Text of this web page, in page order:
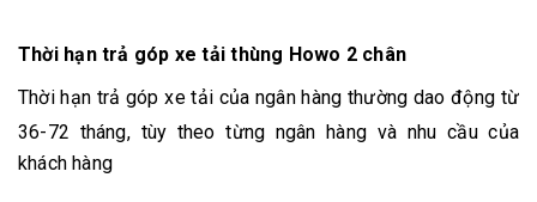
Thời hạn trả góp xe tải thùng Howo 2 chân
Thờihạn trả góp xe tải của ngân hàng thường dao động từ
36-72 tháng, tùy theo từng ngân hàng và nhu cầu của
khách hàng